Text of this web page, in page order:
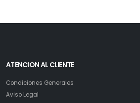
ATENCION AL CLIENTE
Condiciones Generales
Aviso Legal